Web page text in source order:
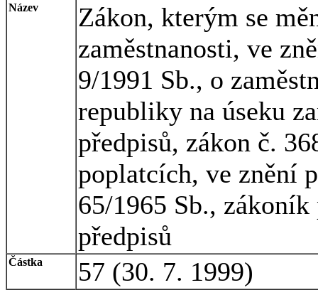
Název
Zákon, kterým se
zaměstnanosti, ve
9/1991 Sb., o
republiky na úseku
předpisů, zákon č.
poplatcích, ve znění
65/1965 Sb.,
předpisů
Částka 57 (30. 7. 1999)